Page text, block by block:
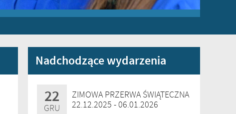
Nadchodzące wydarzenia
22
GRU
ZIMOWA PRZERWA ŚWIĄTECZNA
22.12.2025 - 06.01.2026